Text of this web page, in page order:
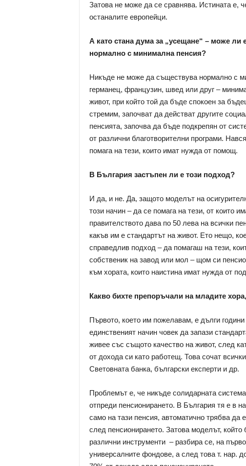
Затова не може да се сравнява. Истината е,
останалите европейци.
А като стана дума за „усещане“ – може
нормално с минимална пенсия?
Никъде не може да съществува нормално с
германец, французин, швед или друг –
живот, при който той да бъде спокоен за
стремим, започват да действат другите
пенсията, започва да бъде подкрепян от
от различни благотворителни програми.
помага на тези, които имат нужда от помощ.
В България застъпен ли е този подход?
И да, и не. Да, защото моделът на
този начин – да се помага на тези, от които
правителството дава по 50 лева на всички
какъв им е стандартът на живот. Ето нещо,
справедлив подход – да помагаш на тези,
собственик на завод или мол – щом си
към хората, които наистина имат нужда от
Какво бихте препоръчали на младите
Първото, което им пожелавам, е дълги
единственият начин човек да запази
живее със същото качество на живот, след
от дохода си като работещ. Това сочат
Световната банка, български експерти и др.
Проблемът е, че никъде солидарната
отпреди пенсионирането. В България тя е в
само на тази пенсия, автоматично трябва
след пенсионирането. Затова моделът,
различни инструменти – разбира се, на
универсалните фондове, а след това т. нар.